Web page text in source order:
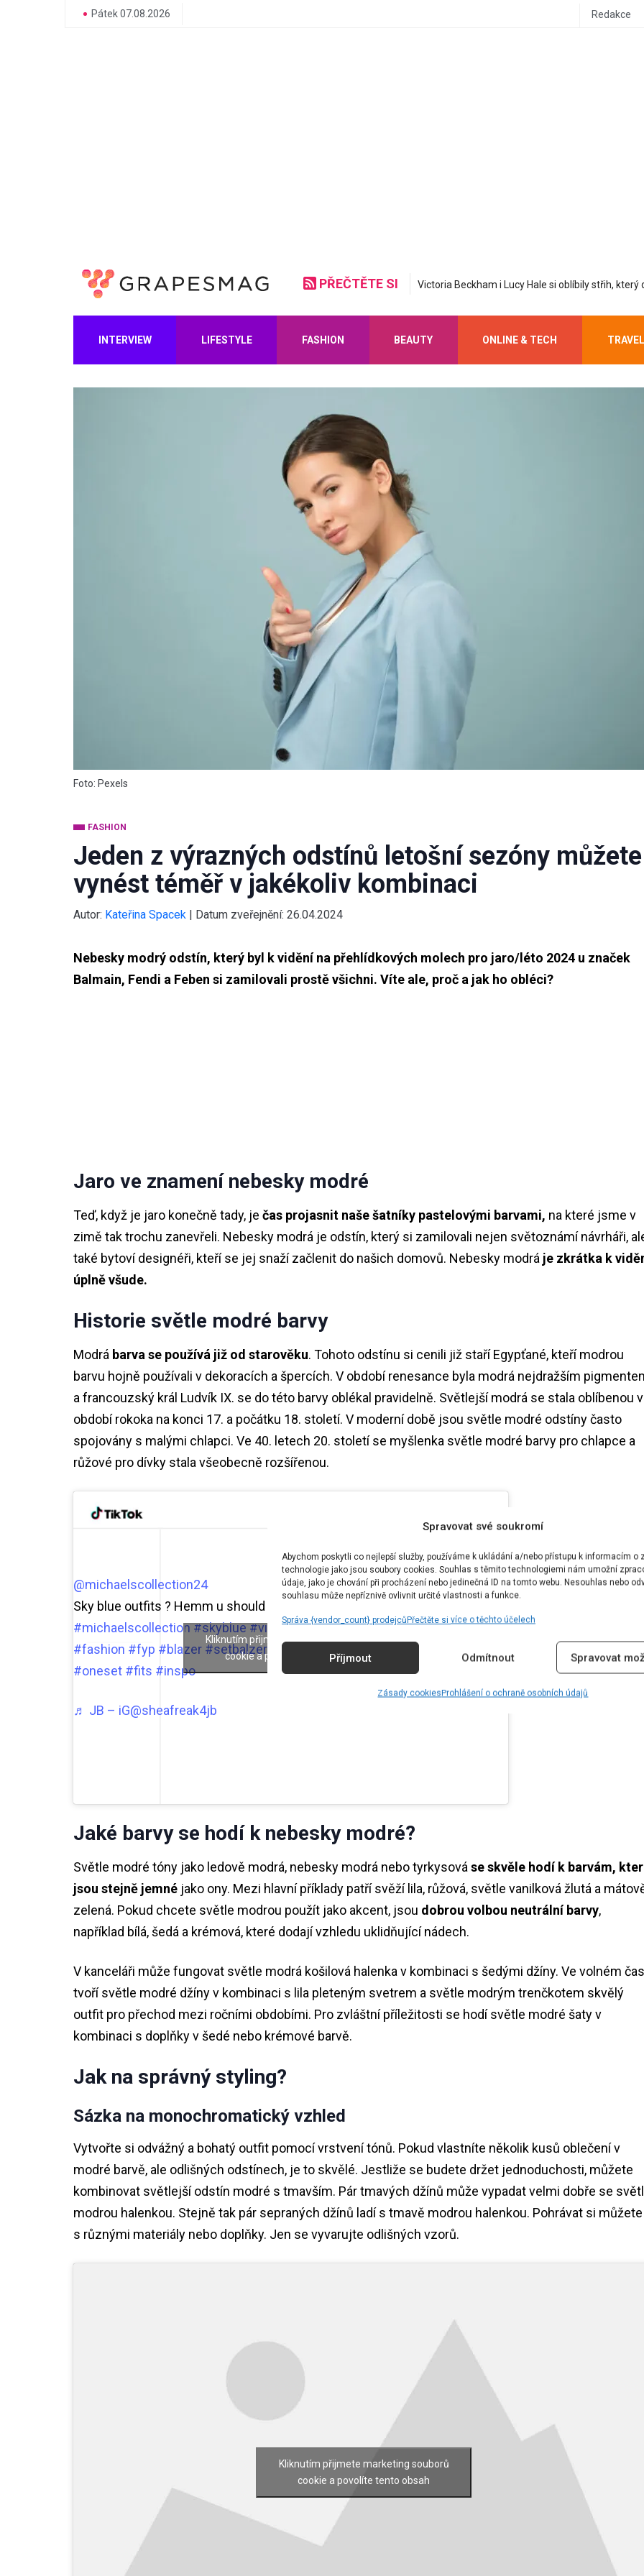
Spravovat své soukromí
Abychom poskytli co nejlepší služby, používáme k ukládání a/nebo přístupu k informacím o
technologie jako jsou soubory cookies. Souhlas s těmito technologiemi nám umožní
údaje, jako je chování při procházení nebo jedinečná ID na tomto webu. Nesouhlas nebo
souhlasu může nepříznivě ovlivnit určité vlastnosti a funkce.
Správa {vendor_count} prodejcůPřečtěte si více o těchto účelech
Příjmout Odmítnout Spravovat
Zásady cookiesProhlášení o ochraně osobních údajů
Pátek 07.08.2026 Redakce
PŘEČTĚTE SI Mastná nerovná se hydratovaná: Korejská
INTERVIEW LIFESTYLE FASHION BEAUTY ONLINE & TECH TRAVEL
Foto: Pexels
FASHION
Jeden z výrazných odstínů letošní sezóny můžete
vynést téměř v jakékoliv kombinaci
Autor: Kateřina Spacek | Datum zveřejnění: 26.04.2024
Nebesky modrý odstín, který byl k vidění na přehlídkových molech pro jaro/léto 2024 u značek
Balmain, Fendi a Feben si zamilovali prostě všichni. Víte ale, proč a jak ho obléci?
Jaro ve znamení nebesky modré
Teď, když je jaro konečně tady, je čas projasnit naše šatníky pastelovými barvami, na které jsme v
zimě tak trochu zanevřeli. Nebesky modrá je odstín, který si zamilovali nejen světoznámí návrháři,
také bytoví designéři, kteří se jej snaží začlenit do našich domovů. Nebesky modrá je zkrátka k
úplně všude.
Historie světle modré barvy
Modrá barva se používá již od starověku. Tohoto odstínu si cenili již staří Egypťané, kteří modrou
barvu hojně používali v dekoracích a špercích. V období renesance byla modrá nejdražším
a francouzský král Ludvík IX. se do této barvy oblékal pravidelně. Světlejší modrá se stala oblíbenou v
období rokoka na konci 17. a počátku 18. století. V moderní době jsou světle modré odstíny často
spojovány s malými chlapci. Ve 40. letech 20. století se myšlenka světle modré barvy pro chlapce a
růžové pro dívky stala všeobecně rozšířenou.
@michaelscollection24
Sky blue outfits ? Hemm u should hve this pretty color. 🥹🥰
#michaelscollection#skyblue#viral #musttry#musthave#mixnmatch
#fashion #fyp #blazer #setbalzer #top
#skyblueoutfitoftheday
#oneset #fits #inspo
♬ JB – iG@sheafreak4jb
Kliknutím přijmete marketing souborů
cookie a povolíte tento obsah
Jaké barvy se hodí k nebesky modré?
Světle modré tóny jako ledově modrá, nebesky modrá nebo tyrkysováse skvěle hodí k barvám,
jsou stejně jemné jako ony. Mezi hlavní příklady patří svěží lila, růžová, světle vanilková žlutá a
zelená. Pokud chcete světle modrou použít jako akcent, jsou dobrou volbou neutrální barvy,
například bílá, šedá a krémová, které dodají vzhledu uklidňující nádech.
V kanceláři může fungovat světle modrá košilová halenka v kombinaci s šedými džíny. Ve volném
tvoří světle modré džíny v kombinaci s lila pleteným svetrem a světle modrým trenčkotem skvělý
outfit pro přechod mezi ročními obdobími. Pro zvláštní příležitosti se hodí světle modré šaty v
kombinaci s doplňky v šedé nebo krémové barvě.
Jak na správný styling?
Sázka na monochromatický vzhled
Vytvořte si odvážný a bohatý outfit pomocí vrstvení tónů. Pokud vlastníte několik kusů oblečení v
modré barvě, ale odlišných odstínech, je to skvělé. Jestliže se budete držet jednoduchosti, můžete
kombinovat světlejší odstín modré s tmavším. Pár tmavých džínů může vypadat velmi dobře se
modrou halenkou. Stejně tak pár sepraných džínů ladí s tmavě modrou halenkou. Pohrávat si
s různými materiály nebo doplňky. Jen se vyvarujte odlišných vzorů.
Kliknutím přijmete marketing souborů
cookie a povolíte tento obsah